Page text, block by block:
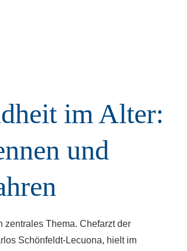
im Alter:
und
zentrales Thema. Chefarzt der
Schönfeldt-Lecuona, hielt im